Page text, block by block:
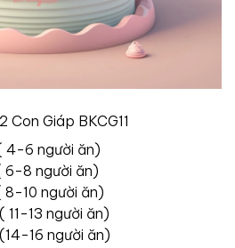
Con Giáp BKCG11
4-6 người ăn)
6-8 người ăn)
8-10 người ăn)
11-13 người ăn)
16 người ăn)